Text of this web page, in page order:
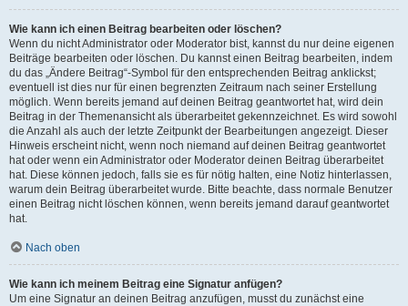
Wie kann ich einen Beitrag bearbeiten oder löschen?
Wenn du nicht Administrator oder Moderator bist, kannst du nur deine eigenen
Beiträge bearbeiten oder löschen. Du kannst einen Beitrag bearbeiten, indem
du das „Ändere Beitrag“-Symbol für den entsprechenden Beitrag anklickst;
eventuell ist dies nur für einen begrenzten Zeitraum nach seiner Erstellung
möglich. Wenn bereits jemand auf deinen Beitrag geantwortet hat, wird dein
Beitrag in der Themenansicht als überarbeitet gekennzeichnet. Es wird sowohl
die Anzahl als auch der letzte Zeitpunkt der Bearbeitungen angezeigt. Dieser
Hinweis erscheint nicht, wenn noch niemand auf deinen Beitrag geantwortet
hat oder wenn ein Administrator oder Moderator deinen Beitrag überarbeitet
hat. Diese können jedoch, falls sie es für nötig halten, eine Notiz hinterlassen,
warum dein Beitrag überarbeitet wurde. Bitte beachte, dass normale Benutzer
einen Beitrag nicht löschen können, wenn bereits jemand darauf geantwortet
hat.
Nach oben
Wie kann ich meinem Beitrag eine Signatur anfügen?
Um eine Signatur an deinen Beitrag anzufügen, musst du zunächst eine